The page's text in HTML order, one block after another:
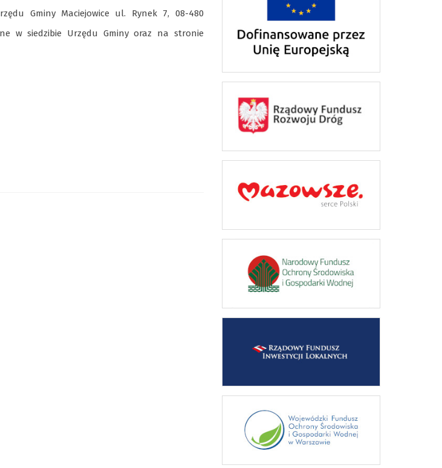
Gminy Maciejowice ul. Rynek 7, 08-480
w siedzibie Urzędu Gminy oraz na stronie